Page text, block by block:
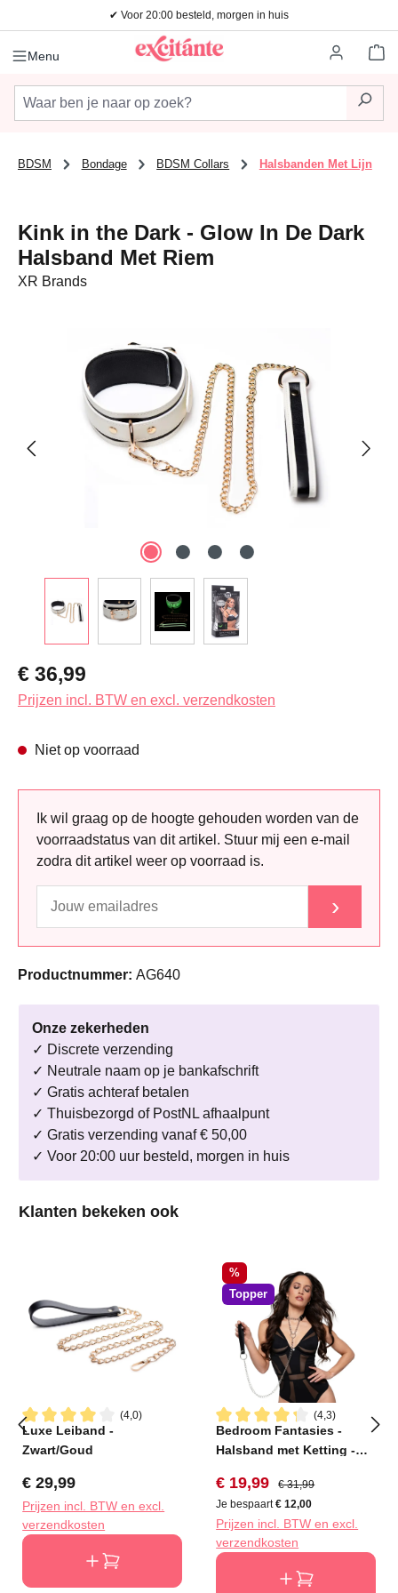
Ga naar de hoofdinhoud✔ Voor 20:00 besteld, morgen in huis
Menu
BDSM Bondage BDSM Collars Halsbanden Met Lijn
Kink in the Dark - Glow In De Dark
Halsband Met Riem
XR Brands
Normale prijs:
€ 36,99
Prijzen incl. BTW en excl. verzendkosten
Niet op voorraad
Ik wil graag op de hoogte gehouden worden van de
voorraadstatus van dit artikel. Stuur mij een e-mail
zodra dit artikel weer op voorraad is.
›
Productnummer: AG640
Onze zekerheden
✓ Discrete verzending
✓ Neutrale naam op je bankafschrift
✓ Gratis achteraf betalen
✓ Thuisbezorgd of PostNL afhaalpunt
✓ Gratis verzending vanaf € 50,00
✓ Voor 20:00 uur besteld, morgen in huis
Productgalerij overslaan
Klanten bekeken ook
(4,0)
Gemiddelde waardering van 4 van 5 sterren
Luxe Leiband -
Zwart/Goud
Normale prijs:
€ 29,99
Prijzen incl. BTW en excl.
verzendkosten
Korting
%
Topper
(4,3)
Gemiddelde waardering van
Bedroom Fantasies -
Halsband met Ketting -
Verkoopprijs:
€ 19,99 Normale prijs:
€ 31,99
Je bespaart€ 12,00
Prijzen incl. BTW en excl.
verzendkosten